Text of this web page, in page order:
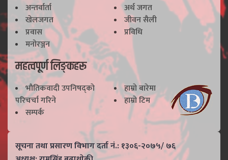
अन्तर्वार्ता
अर्थ जगत
खेलजगत
जीवन सैली
प्रवास
प्रविधि
मनोरञ्जन
महत्वपूर्ण लिङ्कहरू
भाैतिकवादी उपनिषद्काे
परिचर्चा गरिने
हाम्राे बारेमा
हाम्राे टिम
सम्पर्क
सूचना तथा प्रसारण विभाग दर्ता नं.: १३०६-२०७५/ ७६